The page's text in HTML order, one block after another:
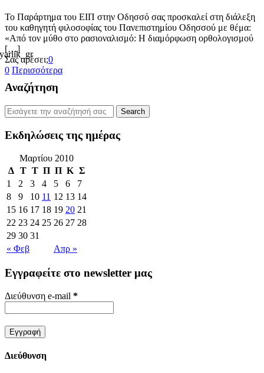
Το Παράρτημα του ΕΙΠ στην Οδησσό σας προσκαλεί στη διάλεξη
του καθηγητή φιλοσοφίας του Πανεπιστημίου Οδησσού με θέμα:
«Από τον μύθο στο ρασιοναλισμό: Η διαμόρφωση ορθολογισμού
[…]
Σας αρέσει;0
0 Περισσότερα
Αναζήτηση
Εκδηλώσεις της ημέρας
Μαρτίου 2010
Δ Τ Τ Π Π Κ Σ
« Φεβ Απρ »
1 2 3 4 5 6
7
8
9 10 11 12 13 14
15 16 17 18 19 20 21
22 23 24 25 26 27 28
29 30 31
Εγγραφείτε στο newsletter μας
Διεύθυνση e-mail *
Διεύθυνση